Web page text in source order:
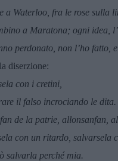
a Waterloo, fra le rose sulla
a Maratona; ogni idea,
perdonato, non l’ho fatto,
diserzione:
con i cretini,
il falso incrociando le
de la patrie, allonsanfan,
con un ritardo, salvarsela
salvarla perché mia.